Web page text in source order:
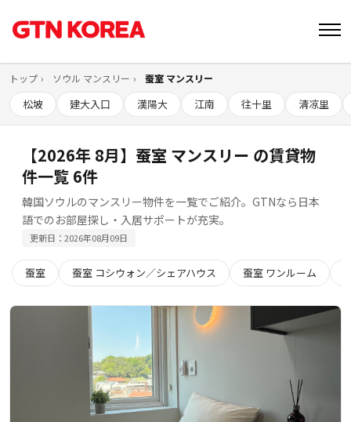
トップ ソウル マンスリー 蚕室 マンスリー
松坡 建大入口 漢陽大 江南 往十里 淸凉里
【2026年 8月】蚕室 マンスリー の賃貸物
件一覧 6件
韓国ソウルのマンスリー物件を一覧でご紹介。GTNなら日本
語でのお部屋探し・入居サポートが充実。
更新日：2026年08月09日
蚕室 蚕室 コシウォン／シェアハウス 蚕室 ワンルーム